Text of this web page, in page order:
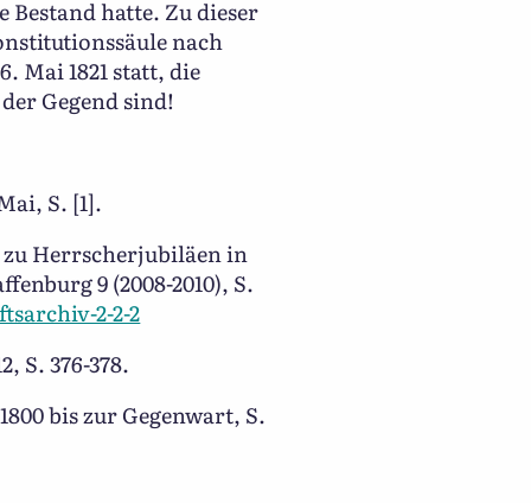
hatte. Zu dieser
nach
Mai 1821 statt, die
Gegend sind!
S. [1].
zu Herrscherjubiläen in
9 (2008-2010), S.
2-2-2
S. 376-378.
bis zur Gegenwart, S.